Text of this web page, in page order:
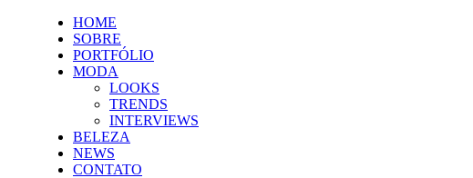
HOME
SOBRE
PORTFÓLIO
MODA
LOOKS
TRENDS
INTERVIEWS
BELEZA
NEWS
CONTATO